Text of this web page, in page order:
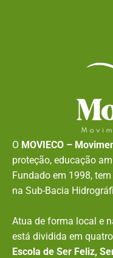
O MOVIECO –
proteção, educação
Fundado em 1998,
na Sub-Bacia
Atua de forma local e
está dividida em
Escola de Ser Feliz,